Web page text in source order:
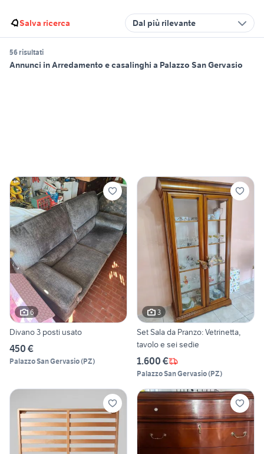
Salva ricerca Dal più rilevante
56 risultati
Annunci in Arredamento e casalinghi a Palazzo San Gervasio
6
Divano 3 posti usato
450 €
Palazzo San Gervasio(PZ)
3
Set Sala da Pranzo: Vetrinetta,
tavolo e sei sedie
1.600 €
Palazzo San Gervasio(PZ)